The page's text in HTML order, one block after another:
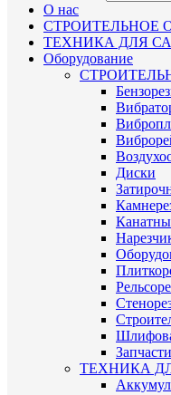
О нас
СТРОИТЕЛЬНОЕ
ТЕХНИКА ДЛЯ
Оборудование
Диски
Запчасти
ТЕХНИКА